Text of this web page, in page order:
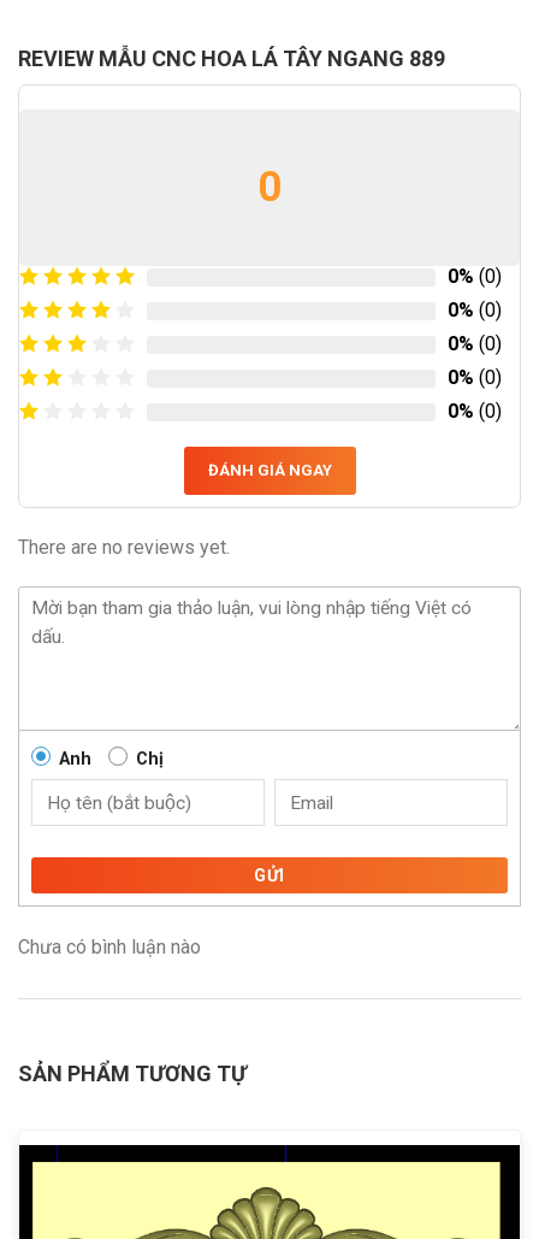
REVIEW MẪU CNC HOA LÁ TÂY NGANG 889
0
0% (0)
0% (0)
0% (0)
0% (0)
0% (0)
ĐÁNH GIÁ NGAY
There are no reviews yet.
Anh Chị
GỬI
Chưa có bình luận nào
SẢN PHẨM TƯƠNG TỰ